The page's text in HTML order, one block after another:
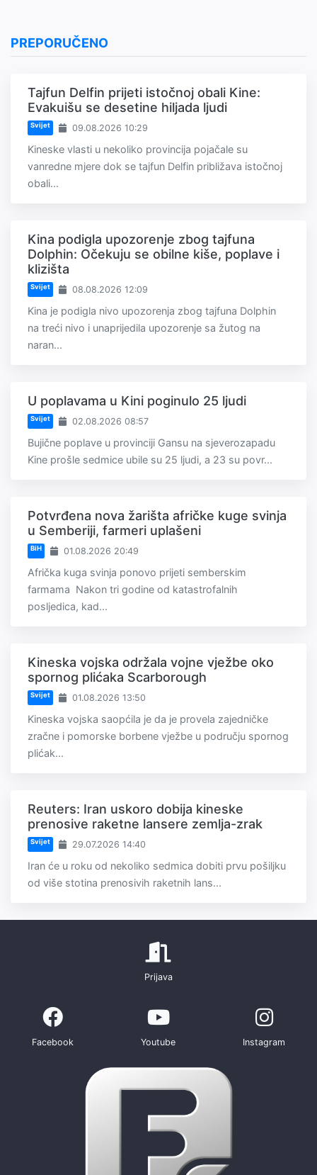
PREPORUČENO
Tajfun Delfin prijeti istočnoj obali Kine:
Evakuišu se desetine hiljada ljudi
Svijet 09.08.2026 10:29
Kineske vlasti u nekoliko provincija pojačale su
vanredne mjere dok se tajfun Delfin približava istočnoj
obali...
Kina podigla upozorenje zbog tajfuna
Dolphin: Očekuju se obilne kiše, poplave i
klizišta
Svijet 08.08.2026 12:09
Kina je podigla nivo upozorenja zbog tajfuna Dolphin
na treći nivo i unaprijedila upozorenje sa žutog na
naran...
U poplavama u Kini poginulo 25 ljudi
Svijet 02.08.2026 08:57
Bujične poplave u provinciji Gansu na sjeverozapadu
Kine prošle sedmice ubile su 25 ljudi, a 23 su povr...
Potvrđena nova žarišta afričke kuge svinja
u Semberiji, farmeri uplašeni
BiH 01.08.2026 20:49
Afrička kuga svinja ponovo prijeti semberskim
farmama Nakon tri godine od katastrofalnih
posljedica, kad...
Kineska vojska održala vojne vježbe oko
spornog plićaka Scarborough
Svijet 01.08.2026 13:50
Kineska vojska saopćila je da je provela zajedničke
zračne i pomorske borbene vježbe u području spornog
plićak...
Reuters: Iran uskoro dobija kineske
prenosive raketne lansere zemlja-zrak
Svijet 29.07.2026 14:40
Iran će u roku od nekoliko sedmica dobiti prvu pošiljku
od više stotina prenosivih raketnih lans...
Prijava
Facebook Youtube Instagram